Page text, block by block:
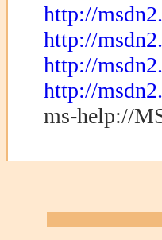
http://
http://
http://
http://
ms-help://